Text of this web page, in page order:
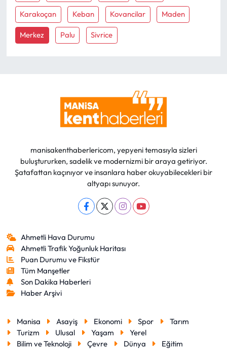
Karakoçan Keban Kovancilar Maden
Merkez Palu Sivrice
manisakenthaberlericom, yepyeni temasıyla sizleri
buluştururken, sadelik ve modernizmi bir araya getiriyor.
Şatafattan kaçınıyor ve insanlara haber okuyabilecekleri bir
altyapı sunuyor.
Ahmetli Hava Durumu
Ahmetli Trafik Yoğunluk Haritası
Puan Durumu ve Fikstür
Tüm Manşetler
Son Dakika Haberleri
Haber Arşivi
Manisa Asayiş Ekonomi Spor
Tarım
Turizm
Ulusal Yaşam
Yerel
Bilim ve Teknoloji
Çevre Dünya
Eğitim